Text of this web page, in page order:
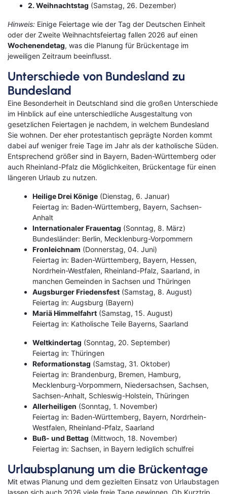
Top Reise Deals
Kreuzfahrten Last Minute
2. Weihnachtstag (Samstag, 26. Dezember)
Hinweis: Einige Feiertage wie der Tag der Deutschen Einheit
oder der Zweite Weihnachtsfeiertag fallen 2026 auf einen
Wochenende­tag, was die Planung für Brückentage im
jeweiligen Zeitraum beeinflusst.
Unterschiede von Bundesland zu
Bundesland
Eine Besonderheit in Deutschland sind die großen Unterschiede
im Hinblick auf eine unterschiedliche Ausgestaltung von
gesetzlichen Feiertagen je nachdem, in welchem Bundesland
Sie wohnen. Der eher protestantisch geprägte Norden kommt
dabei auf weniger freie Tage im Jahr als der katholische Süden.
Entsprechend größer sind in Bayern, Baden-Württemberg oder
auch Rheinland-Pfalz die Möglichkeiten, Brückentage für einen
längeren Urlaub zu nutzen.
Heilige Drei Könige (Dienstag, 6. Januar)
Feiertag in: Baden-Württemberg, Bayern, Sachsen-
Anhalt
Internationaler Frauentag (Sonntag, 8. März)
Bundesländer: Berlin, Mecklenburg-Vorpommern
Fronleichnam (Donnerstag, 04. Juni)
Feiertag in: Baden-Württemberg, Bayern, Hessen,
Nordrhein-Westfalen, Rheinland-Pfalz, Saarland, in
manchen Gemeinden in Sachsen und Thüringen
Augsburger Friedensfest (Samstag, 8. August)
Feiertag in: Augsburg (Bayern)
Mariä Himmelfahrt (Samstag, 15. August)
Feiertag in: Katholische Teile Bayerns, Saarland
Weltkindertag (Sonntag, 20. September)
Feiertag in: Thüringen
Reformationstag (Samstag, 31. Oktober)
Feiertag in: Brandenburg, Bremen, Hamburg,
Mecklenburg-Vorpommern, Niedersachsen, Sachsen,
Sachsen-Anhalt, Schleswig-Holstein, Thüringen
Allerheiligen (Sonntag, 1. November)
Feiertag in: Baden-Württemberg, Bayern, Nordrhein-
Westfalen, Rheinland-Pfalz, Saarland
Buß- und Bettag (Mittwoch, 18. November)
Feiertag in: Sachsen, in Bayern lediglich schulfrei
Urlaubsplanung um die Brückentage
Mit etwas Planung und dem gezielten Einsatz von Urlaubstagen
lassen sich auch 2026 viele freie Tage gewinnen. Ob Kurztrip,